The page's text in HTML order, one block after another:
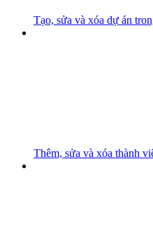
Tạo, sửa và xóa dự án
Thêm, sửa và xóa thành